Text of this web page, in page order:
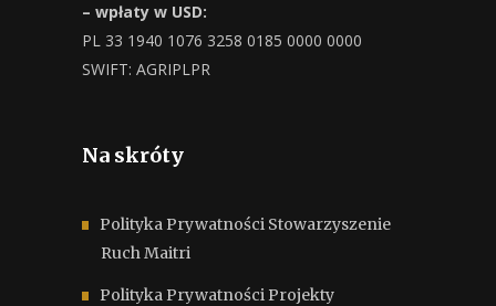
– wpłaty w USD:
PL 33 1940 1076 3258 0185 0000 0000
SWIFT: AGRIPLPR
Na skróty
Polityka Prywatności Stowarzyszenie
Ruch Maitri
Polityka Prywatności Projekty